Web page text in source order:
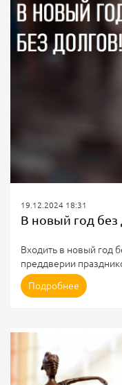
готовности решать
Уверен, что
развивать...
19.12.2024 18:31
В новый год без
Входить в новый год
преддверии
напоминает своим
от задолженности за
напоминаем о
электроэнергию. Это
электричества в
настроение и и не
Подробнее